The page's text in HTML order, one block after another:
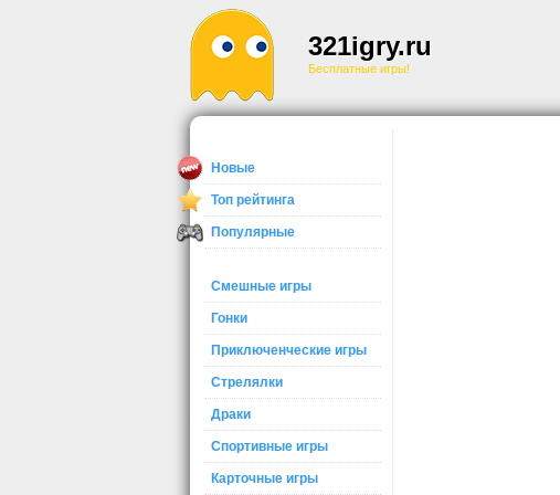
321igry.ru
Бесплатные игры!
Новые
Топ рейтинга
Популярные
Смешные игры
Гонки
Приключенческие игры
Стрелялки
Драки
Спортивные игры
Карточные игры